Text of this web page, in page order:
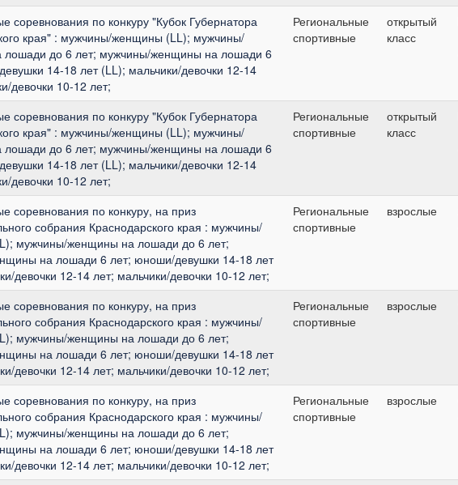
соревнования по конкуру "Кубок Губернатора
края" : мужчины/женщины (LL); мужчины/
до 6 лет; мужчины/женщины на лошади 6
14-18 лет (LL); мальчики/девочки 12-14
девочки 10-12 лет;
Региональные
спортивные
открытый
класс
соревнования по конкуру "Кубок Губернатора
края" : мужчины/женщины (LL); мужчины/
до 6 лет; мужчины/женщины на лошади 6
14-18 лет (LL); мальчики/девочки 12-14
девочки 10-12 лет;
Региональные
спортивные
открытый
класс
соревнования по конкуру, на приз
собрания Краснодарского края : мужчины/
мужчины/женщины на лошади до 6 лет;
на лошади 6 лет; юноши/девушки 14-18 лет
девочки 12-14 лет; мальчики/девочки 10-12 лет;
Региональные
спортивные
взрослые
соревнования по конкуру, на приз
собрания Краснодарского края : мужчины/
мужчины/женщины на лошади до 6 лет;
на лошади 6 лет; юноши/девушки 14-18 лет
девочки 12-14 лет; мальчики/девочки 10-12 лет;
Региональные
спортивные
взрослые
соревнования по конкуру, на приз
собрания Краснодарского края : мужчины/
мужчины/женщины на лошади до 6 лет;
на лошади 6 лет; юноши/девушки 14-18 лет
девочки 12-14 лет; мальчики/девочки 10-12 лет;
Региональные
спортивные
взрослые